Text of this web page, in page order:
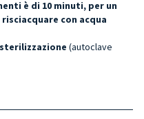
è di 10 minuti, per un
con acqua
sterilizzazione (autoclave